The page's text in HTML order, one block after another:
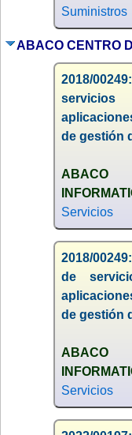
Suministros
ABACO CENTRO
2018/
de gestión
ABACO
Servicios
2018/
de
de gestión
ABACO
Servicios